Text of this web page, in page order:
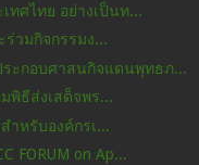
ทศไทย อย่างเป็นท...
ร่วมกิจกรรมง...
ะกอบศาสนกิจแดนพุทธภ...
พิธีส่งเสด็จพร...
ำหรับองค์กรเ...
FORUM on Ap...